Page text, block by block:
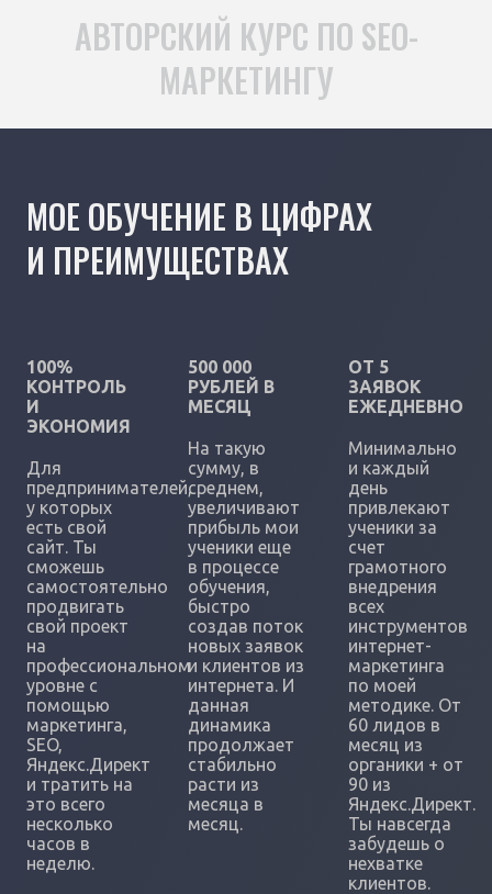
АВТОРСКИЙ КУРС ПО SEO-
МАРКЕТИНГУ
МОЕ ОБУЧЕНИЕ В ЦИФРАХ
И ПРЕИМУЩЕСТВАХ
100%
КОНТРОЛЬ
И
ЭКОНОМИЯ
Для
предпринимателей,
у которых
есть свой
сайт. Ты
сможешь
самостоятельно
продвигать
свой проект
на
профессиональном
уровне с
помощью
маркетинга,
SEO,
Яндекс.Директ
и тратить на
это всего
несколько
часов в
неделю.
500 000
РУБЛЕЙ В
МЕСЯЦ
На такую
сумму, в
среднем,
увеличивают
прибыль мои
ученики еще
в процессе
обучения,
быстро
создав поток
новых заявок
и клиентов из
интернета. И
данная
динамика
продолжает
стабильно
расти из
месяца в
месяц.
ОТ 5
ЗАЯВОК
ЕЖЕДНЕВНО
Минимально
и каждый
день
привлекают
ученики за
счет
грамотного
внедрения
всех
инструментов
интернет-
маркетинга
по моей
методике. От
60 лидов в
месяц из
органики + от
90 из
Яндекс.Директ.
Ты навсегда
забудешь о
нехватке
клиентов.